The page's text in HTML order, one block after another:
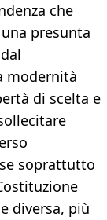
che
presunta
modernità
di scelta e
soprattutto
diversa, più